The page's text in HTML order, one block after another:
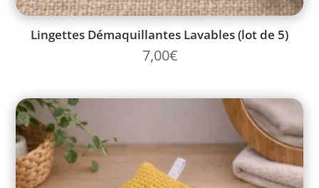
Lingettes Démaquillantes Lavables (lot de 5)
7,00€